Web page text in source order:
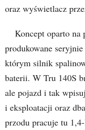
oraz wyświetlacz
Koncept oparto na
produkowane
którym silnik
baterii. W Tru 140S
ale pojazd i tak
i eksploatacji oraz
przodu pracuje tu